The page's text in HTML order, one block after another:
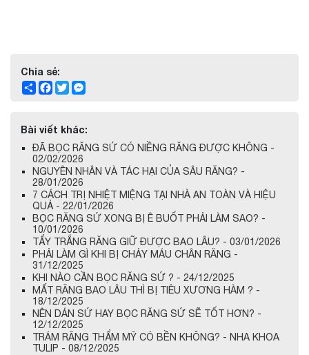
Chia sẻ:
ShareFacebook
Twitter
Bài viết khác:
ĐÃ BỌC RĂNG SỨ CÓ NIỀNG RĂNG ĐƯỢC KHÔNG -
02/02/2026
NGUYÊN NHÂN VÀ TÁC HẠI CỦA SÂU RĂNG? -
28/01/2026
7 CÁCH TRỊ NHIỆT MIỆNG TẠI NHÀ AN TOÀN VÀ HIỆU
QUẢ - 22/01/2026
BỌC RĂNG SỨ XONG BỊ Ê BUỐT PHẢI LÀM SAO? -
10/01/2026
TẨY TRẮNG RĂNG GIỮ ĐƯỢC BAO LÂU? - 03/01/2026
PHẢI LÀM GÌ KHI BỊ CHẢY MÁU CHÂN RĂNG -
31/12/2025
KHI NÀO CẦN BỌC RĂNG SỨ ? - 24/12/2025
MẤT RĂNG BAO LÂU THÌ BỊ TIÊU XƯƠNG HÀM ? -
18/12/2025
NÊN DÁN SỨ HAY BỌC RĂNG SỨ SẼ TỐT HƠN? -
12/12/2025
TRÁM RĂNG THẨM MỸ CÓ BỀN KHÔNG? - NHA KHOA
TULIP - 08/12/2025